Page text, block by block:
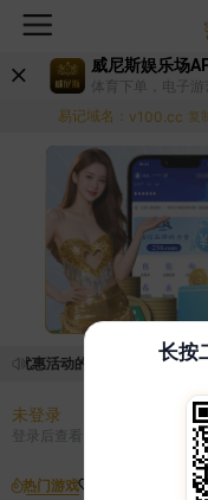
威尼斯娱乐场
体育下单，电子
易记域名： v100.cc 复
优惠活动的手续麻烦，已新
未登录
登录后查看
热门游戏
长按